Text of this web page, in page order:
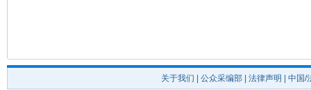
关于我们 公众采编部 法律声明 | 中国